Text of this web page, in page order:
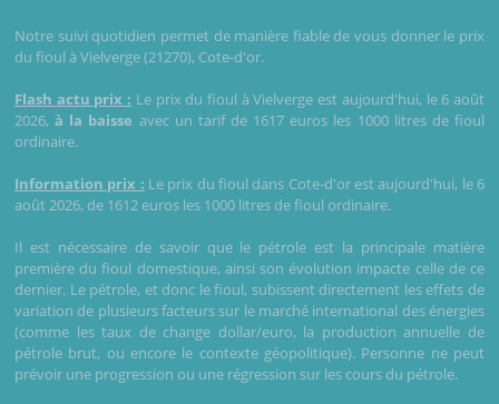
Notre suivi quotidien permet de manière fiable de vous donner le prix
du fioul à Vielverge (21270), Cote-d'or.
Flash actu prix : Le prix du fioul à Vielverge est aujourd'hui, le 6 août
2026,à la baisse avec un tarif de 1617 euros les 1000 litres de fioul
ordinaire.
Information prix : Le prix du fioul dans Cote-d'or est aujourd'hui, le 6
août 2026, de 1612 euros les 1000 litres de fioul ordinaire.
Il est nécessaire de savoir que le pétrole est la principale matière
première du fioul domestique, ainsi son évolution impacte celle de ce
dernier. Le pétrole, et donc le fioul, subissent directement les effets de
variation de plusieurs facteurs sur le marché international des énergies
(comme les taux de change dollar/euro, la production annuelle de
pétrole brut, ou encore le contexte géopolitique). Personne ne peut
prévoir une progression ou une régression sur les cours du pétrole.